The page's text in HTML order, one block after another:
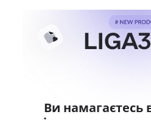
Ви намагаєтесь